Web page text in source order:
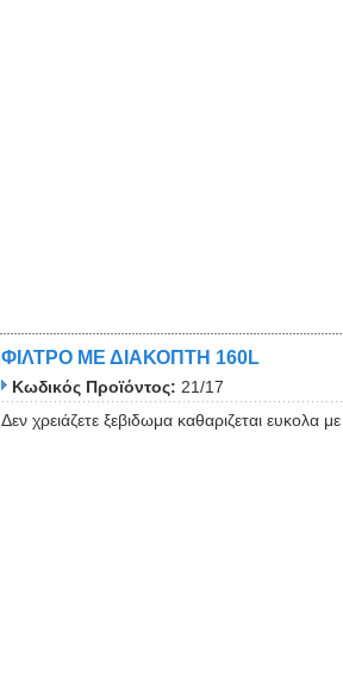
ΦΙΛΤΡΟ ΜΕ ΔΙΑΚΟΠΤΗ 160L
Κωδικός Προϊόντος: 21/17
Δεν χρειάζετε ξεβιδωμα καθαριζεται